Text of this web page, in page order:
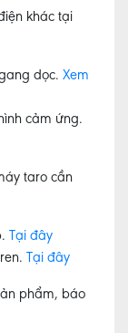
khác tại
dọc. Xem
cảm ứng.
taro cần
Tại đây
Tại đây
phẩm, báo